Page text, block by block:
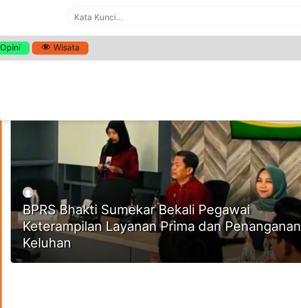
Opini Wisata
HASHTAG:LAYANAN PERBANKAN SYARIAH
BPRS Bhakti Sumekar Bekali Pegawai
Keterampilan Layanan Prima dan Penanganan
Keluhan